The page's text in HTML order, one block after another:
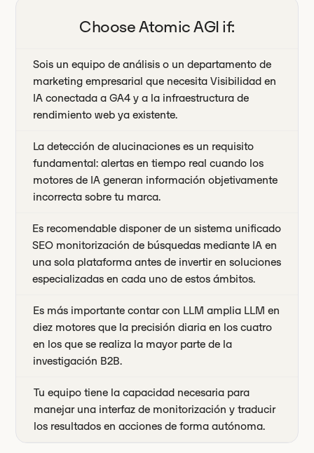
ChooseAtomic AGI if:
Sois un equipo de análisis o un departamento de
marketing empresarial que necesita Visibilidad en
IA conectada a GA4 y a la infraestructura de
rendimiento web ya existente.
La detección de alucinaciones es un requisito
fundamental: alertas en tiempo real cuando los
motores de IA generan información objetivamente
incorrecta sobre tu marca.
Es recomendable disponer de un sistema unificado
SEO monitorización de búsquedas mediante IA en
una sola plataforma antes de invertir en soluciones
especializadas en cada uno de estos ámbitos.
Es más importante contar con LLM amplia LLM en
diez motores que la precisión diaria en los cuatro
en los que se realiza la mayor parte de la
investigación B2B.
Tu equipo tiene la capacidad necesaria para
manejar una interfaz de monitorización y traducir
los resultados en acciones de forma autónoma.